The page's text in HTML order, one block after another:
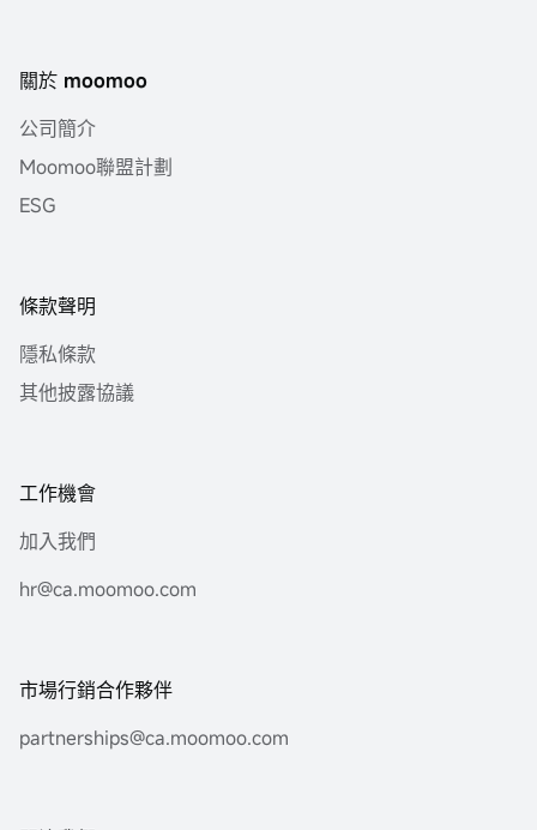
關於 moomoo
公司簡介
Moomoo聯盟計劃
ESG
條款聲明
隱私條款
其他披露協議
工作機會
加入我們
hr@ca.moomoo.com
市場行銷合作夥伴
partnerships@ca.moomoo.com